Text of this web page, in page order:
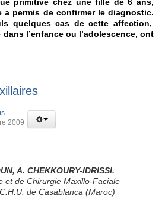
a permis de confirmer le diagnostic.
quelques cas de cette affection,
l’enfance ou l’adolescence, ont
2009
A. CHEKKOURY-IDRISSI.
et de Chirurgie Maxillo-Faciale
de Casablanca (Maroc)